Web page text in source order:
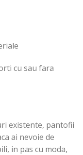
cu sau fara
existente, pantofii
ai nevoie de
in pas cu moda,